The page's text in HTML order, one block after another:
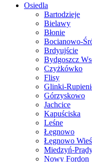
Osiedla
Bartodzieje
Bielawy
Błonie
Bocianowo-
Brdyujście
Bydgoszcz
Czyżkówko
Flisy
Glinki-
Górzyskowo
Jachcice
Kapuściska
Leśne
Łęgnowo
Łęgnowo Wieś
Miedzyń-
Nowy Fordon